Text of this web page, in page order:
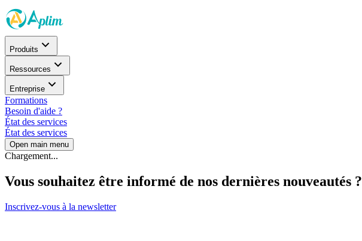
Produits
Ressources
Entreprise
Formations
Besoin d'aide ?
État des services
État des services
Open main menu
Chargement...
Vous souhaitez être informé de nos dernières nouveautés ?
Inscrivez-vous à la newsletter